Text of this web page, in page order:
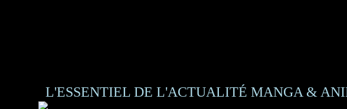
L'ESSENTIEL DE L'ACTUALITÉ MANGA &